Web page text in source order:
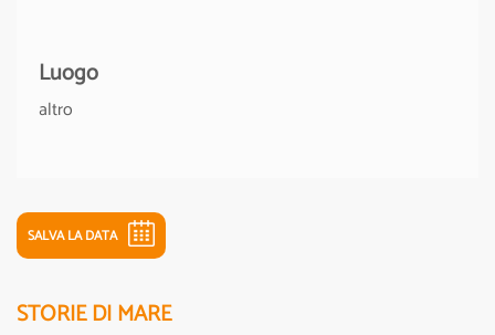
Luogo
altro
SALVA LA DATA
STORIE DI MARE